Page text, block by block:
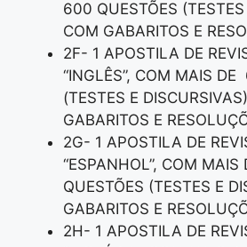
600 QUESTÕES
COM GABARITOS E
2F- 1 APOSTILA DE
“INGLÊS”, COM MAIS
(TESTES E
GABARITOS E
2G- 1 APOSTILA DE
“ESPANHOL”, COM
QUESTÕES (TESTES E
GABARITOS E
2H- 1 APOSTILA DE